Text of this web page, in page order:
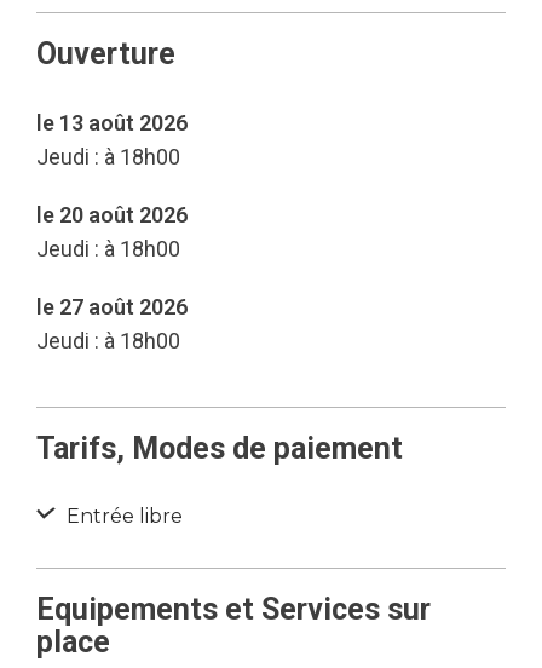
Ouverture
le 13 août 2026
Jeudi : à 18h00
le 20 août 2026
Jeudi : à 18h00
le 27 août 2026
Jeudi : à 18h00
Tarifs, Modes de paiement
Entrée libre
Equipements et Services sur
place